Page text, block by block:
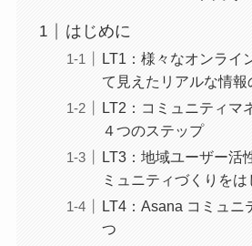
はじめに
LT1：様々なオンライ
て見えたリアルな情報
LT2：コミュニティマ
４つのステップ
LT3：地域ユーザー活
ミュニティづくりをは
LT4：Asana コミュニ
つ